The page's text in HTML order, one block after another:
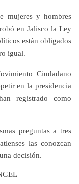
mujeres y hombres
en Jalisco la Ley
están obligados
igual.
Ciudadano
en la presidencia
registrado como
preguntas a tres
las conozcan
decisión.